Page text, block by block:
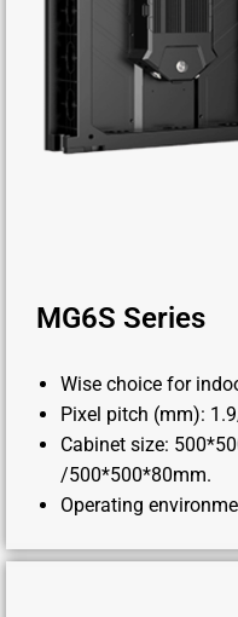
MG6S Series
Wise choice for
Pixel pitch (mm):
Cabinet size:
/500*500*80mm.
Operating